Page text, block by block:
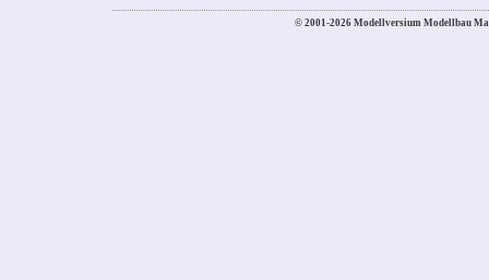
© 2001-2026 Modellversium Modellbau